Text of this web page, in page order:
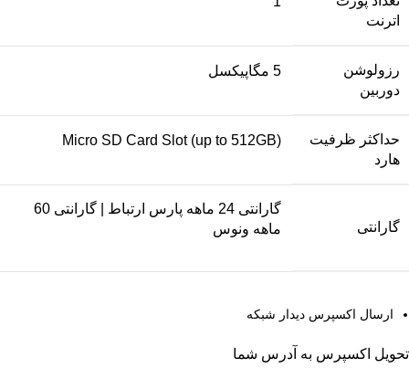
اترنت
رزولوشن
دوربین
5 مگاپیکسل
حداکثر ظرفیت
هارد
Micro SD Card Slot (up to 512GB)
گارانتی
گارانتی 24 ماهه پارس ارتباط | گارانتی 60
ماهه ونوس
ارسال اکسپرس دیدار شبکه
تحویل اکسپرس به آدرس شما